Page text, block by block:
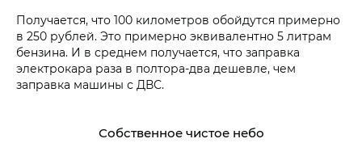
Получается, что 100 километров обойдутся примерно
в 250 рублей. Это примерно эквивалентно 5 литрам
бензина. И в среднем получается, что заправка
электрокара раза в полтора-два дешевле, чем
заправка машины с ДВС.
Собственное чистое небо